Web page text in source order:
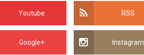
Youtube RSS
Google+ Instagram